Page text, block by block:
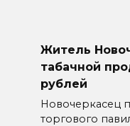
Житель
табачной
рублей
Новочеркасец
торгового